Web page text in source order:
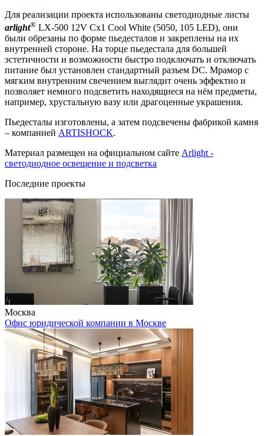
Для реализации проекта использованы светодиодные листы
arlight® LX-500 12V Cx1 Cool White (5050, 105 LED), они
были обрезаны по форме пьедесталов и закреплены на их
внутренней стороне. На торце пьедестала для большей
эстетичности и возможности быстро подключать и отключать
питание был установлен стандартный разъем DC. Мрамор с
мягким внутренним свечением выглядит очень эффектно и
позволяет немного подсветить находящиеся на нём предметы,
например, хрустальную вазу или драгоценные украшения.
Пьедесталы изготовлены, а затем подсвечены фабрикой камня
– компанией ARTISHOCK.
Материал размещен на официальном сайте Arlight -
светодиодное освещение и подсветка
Последние проекты
Москва
Офис юридической компании в Москве